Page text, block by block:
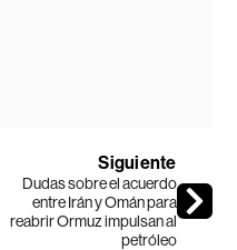
Siguiente
Dudas sobre el acuerdo
entre Irán y Omán para
reabrir Ormuz impulsan al
petróleo